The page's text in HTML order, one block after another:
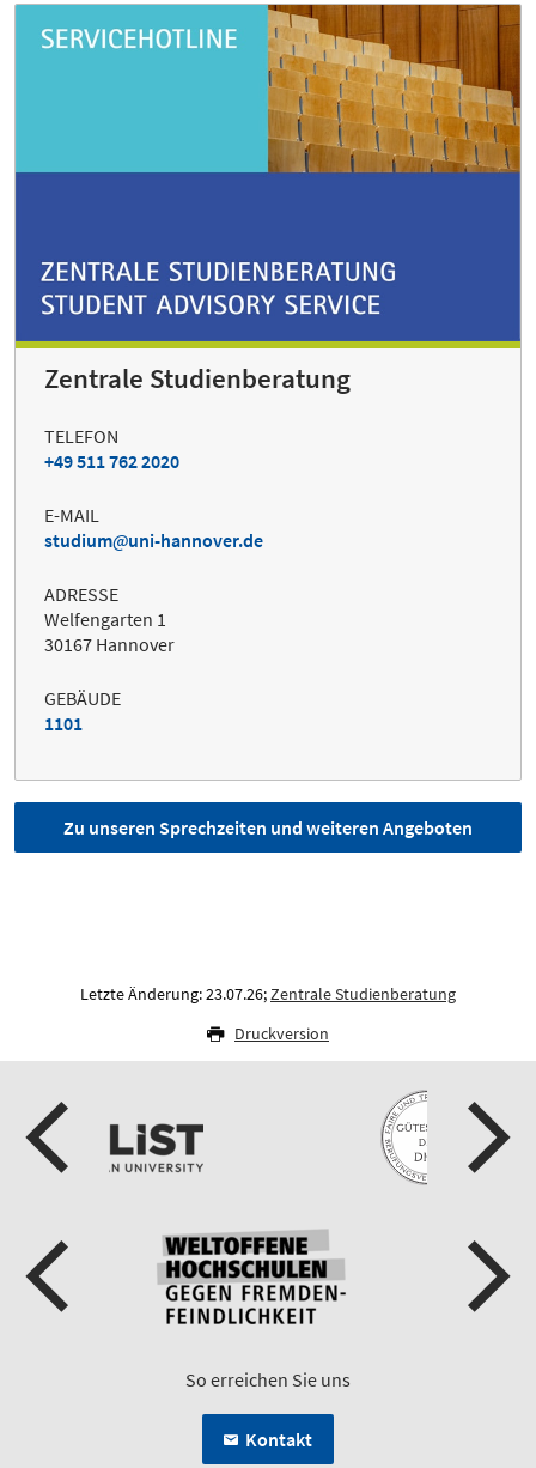
Zentrale Studienberatung
TELEFON
+49 511 762 2020
E-MAIL
studium
uni-hannover.de
ADRESSE
Welfengarten 1
30167 Hannover
GEBÄUDE
1101
Zu unseren Sprechzeiten und weiteren Angeboten
Letzte Änderung: 23.07.26;Zentrale Studienberatung
Druckversion
So erreichen Sie uns
Kontakt